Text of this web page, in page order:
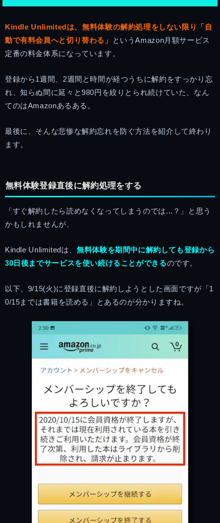
Kindle Unlimitedは、無料体験の解約処理をしない限り「自
動で有料会員へと切り替わる」
というAmazon月額サービス
定番の料金体系になっています。
登録から1週間、2週間と時間が経つうちに解約をすっかり忘
れ、知らぬ間に延々と980円を絞りとられ続けていた、なん
てのはAmazonあるある。
最後に、そんな悲惨な解約忘れを防ぐ方法を紹介して終わり
ます。
無料体験登録直後に解約処理をする
「すぐ解約したら読めなくなってしまうのでは...？」と思う
かもしれませんが、
Kindle Unlimitedは、無料体験を期間中に解約しても登録から
30日後までサービスを使い続けることができるのです。
以下、9/15(火)に登録直後に解約しようとした画面ですが「1
0/15までは書籍を読める」とあるのが分かりますね。